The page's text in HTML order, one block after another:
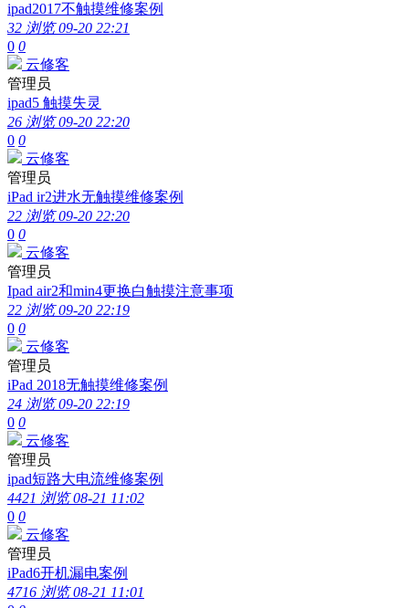
ipad2017不触摸维修案例
32 浏览 09-20 22:21
0 0
云修客
管理员
ipad5 触摸失灵
26 浏览 09-20 22:20
0 0
云修客
管理员
iPad ir2进水无触摸维修案例
22 浏览 09-20 22:20
0 0
云修客
管理员
Ipad air2和min4更换白触摸注意事项
22 浏览 09-20 22:19
0 0
云修客
管理员
iPad 2018无触摸维修案例
24 浏览 09-20 22:19
0 0
云修客
管理员
ipad短路大电流维修案例
4421 浏览 08-21 11:02
0 0
云修客
管理员
iPad6开机漏电案例
4716 浏览 08-21 11:01